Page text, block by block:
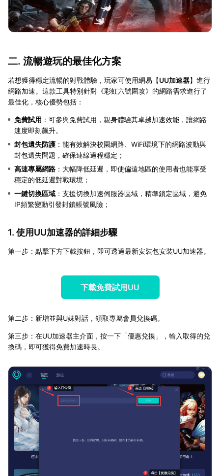
二. 流暢遊玩的最佳化方案
若想獲得穩定流暢的對戰體驗，玩家可使用網易【UU加速器】進行
網路加速。這款工具特別針對《彩虹六號圍攻》的網路需求進行了
最佳化，核心優勢包括：
免費試用 ：可參與免費試用，親身體驗其卓越加速效能，讓網路
速度即刻飆升。
封包遺失防護 ：能有效解決校園網路、WiFi環境下的網路波動與
封包遺失問題，確保連線過程穩定；
高速專屬網路 ：大幅降低延遲，即使偏遠地區的使用者也能享受
穩定的低延遲對戰環境；
一鍵切換區域 ：支援切換加速伺服器區域，精準鎖定區域，避免
IP頻繁變動引發封鎖帳號風險；
1. 使用UU加速器的詳細步驟
第一步：點擊下方下載按鈕，即可透過最新安裝包安裝UU加速器。
下載免費試用UU
第二步：新增並與U妹對話，領取專屬會員兌換碼。
第三步：在UU加速器主介面，按一下「優惠兌換」，輸入取得的兌
換碼，即可獲得免費加速時長。